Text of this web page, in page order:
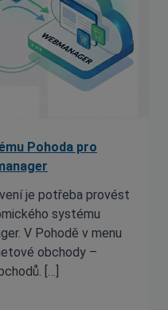
Pohoda pro
je potřeba provést
systému
V Pohodě v menu
obchody –
[…]